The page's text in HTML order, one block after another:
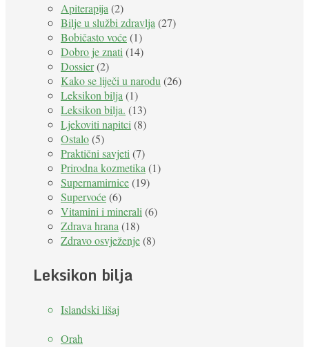
Apiterapija (2)
Bilje u službi zdravlja (27)
Bobičasto voće(1)
Dobro je znati (14)
Dossier(2)
Kako se liječi u narodu (26)
Leksikon bilja (1)
Leksikon bilja. (13)
Ljekoviti napitci (8)
Ostalo(5)
Praktični savjeti (7)
Prirodna kozmetika (1)
Supernamirnice(19)
Supervoće(6)
Vitamini i minerali (6)
Zdrava hrana (18)
Zdravo osvježenje(8)
Leksikon bilja
Islandski lišaj
Orah